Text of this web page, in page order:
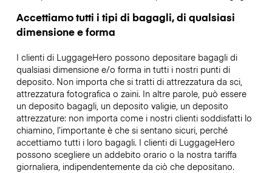
Accettiamo tutti i tipi di bagagli, di qualsiasi
dimensione e forma
I clienti di LuggageHero possono depositare bagagli di
qualsiasi dimensione e/o forma in tutti i nostri punti di
deposito. Non importa che si tratti di attrezzatura da sci,
attrezzatura fotografica o zaini. In altre parole, può essere
un deposito bagagli, un deposito valigie, un deposito
attrezzature: non importa come i nostri clienti soddisfatti lo
chiamino, l’importante è che si sentano sicuri, perché
accettiamo tutti i loro bagagli. I clienti di LuggageHero
possono scegliere un addebito orario o la nostra tariffa
giornaliera, indipendentemente da ciò che depositano.